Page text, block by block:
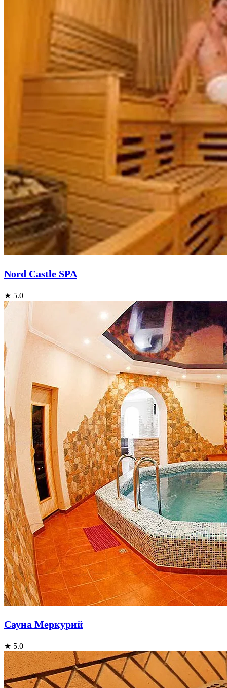
Nord Castle SPA
★ 5.0
Сауна Меркурий
★ 5.0